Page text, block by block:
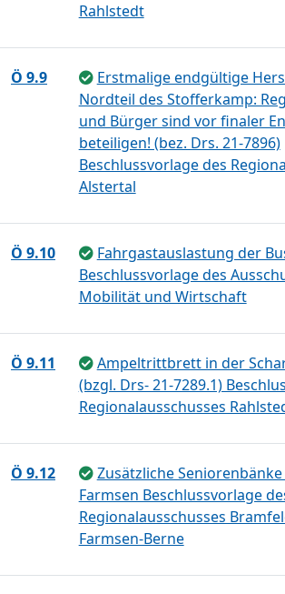
Rahlstedt
Ö 9.9
Erstmalige endgültige
Nordteil des Stofferkamp:
und Bürger sind vor finaler
beteiligen! (bez. Drs. 21-7896)
Beschlussvorlage des
Alstertal
Ö 9.10
Fahrgastauslastung der
Beschlussvorlage des
Mobilität und Wirtschaft
Ö 9.11
Ampeltrittbrett in der
(bzgl. Drs- 21-7289.1)
Regionalausschusses
Ö 9.12
Zusätzliche
Farmsen Beschlussvorlage
Regionalausschusses
Farmsen-Berne